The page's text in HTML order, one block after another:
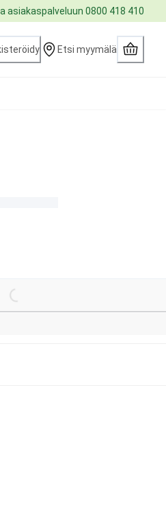
asiakaspalveluun 0800 418 410
Etsi myymälä